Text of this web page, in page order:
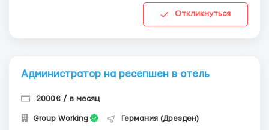
Откликнуться
Администратор на ресепшен в отель
2000€ / в месяц
Group Working Германия (Дрезден)